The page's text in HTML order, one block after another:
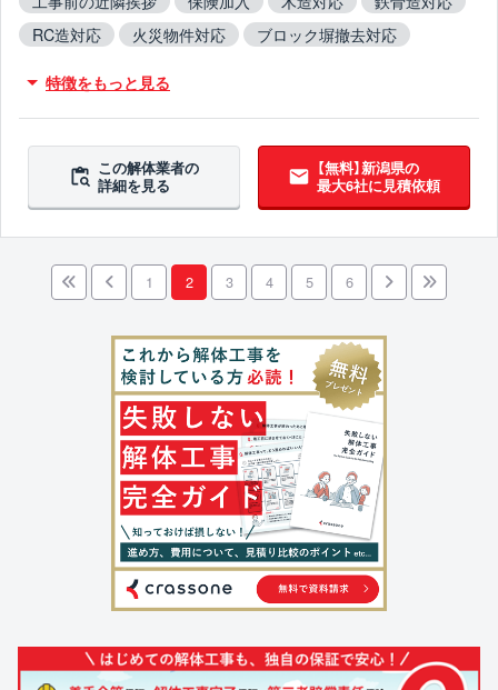
RC造対応
火災物件対応
ブロック塀撤去対応
特徴をもっと見る
この解体業者の
詳細を見る
【無料】新潟県の
最大6社に見積依頼
1 2 3 4 5 6